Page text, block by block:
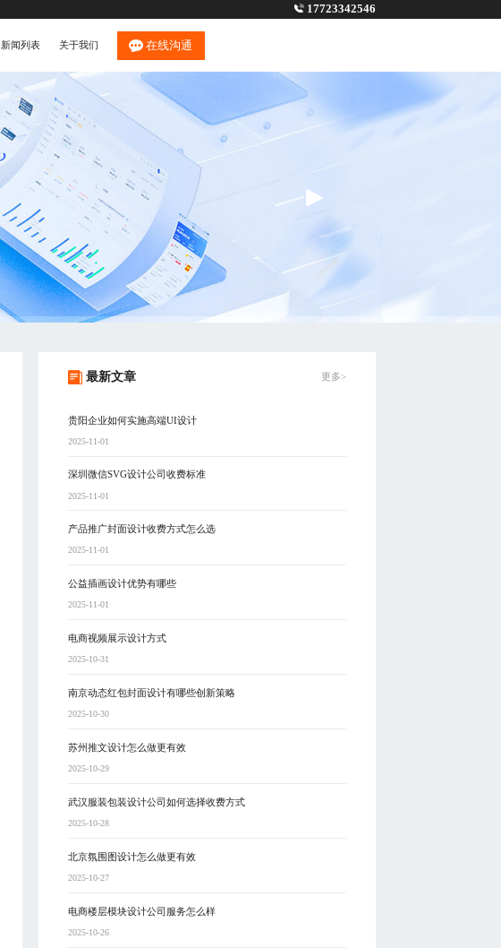
17723342546
新闻列表 关于我们 在线沟通
最新文章 更多>
贵阳企业如何实施高端UI设计
2025-11-01
深圳微信SVG设计公司收费标准
2025-11-01
产品推广封面设计收费方式怎么选
2025-11-01
公益插画设计优势有哪些
2025-11-01
电商视频展示设计方式
2025-10-31
南京动态红包封面设计有哪些创新策略
2025-10-30
苏州推文设计怎么做更有效
2025-10-29
武汉服装包装设计公司如何选择收费方式
2025-10-28
北京氛围图设计怎么做更有效
2025-10-27
电商楼层模块设计公司服务怎么样
2025-10-26